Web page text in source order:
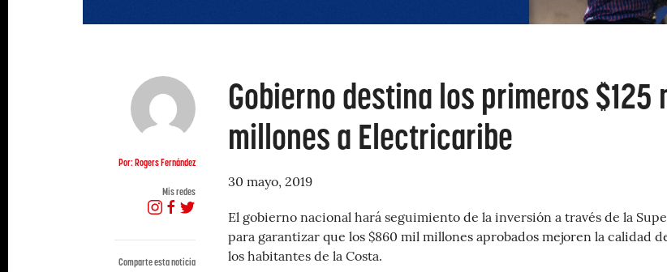
Por: Rogers Fernández
Mis redes
Comparte esta noticia
Gobierno destina los primeros $125
millones a Electricaribe
30 mayo, 2019
El gobierno nacional hará seguimiento de la inversión a través de la
para garantizar que los $860 mil millones aprobados mejoren la calidad
los habitantes de la Costa.